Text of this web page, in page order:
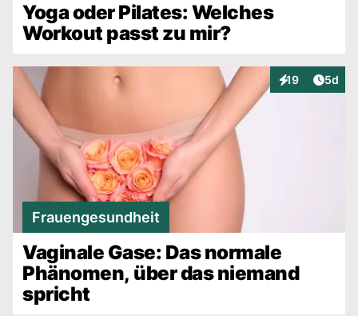
Yoga oder Pilates: Welches
Workout passt zu mir?
19
Interaktionen
5d
Frauengesundheit
Vaginale Gase: Das normale
Phänomen, über das niemand
spricht